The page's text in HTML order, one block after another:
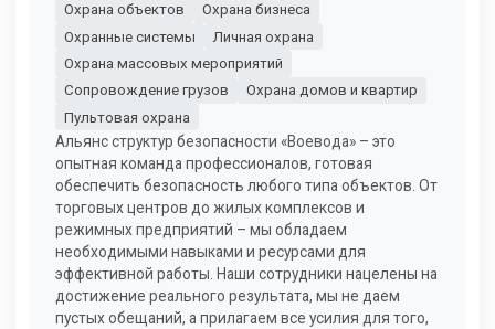
Охрана объектов
Охрана бизнеса
Охранные системы
Личная охрана
Охрана массовых мероприятий
Сопровождение грузов
Охрана домов и квартир
Пультовая охрана
Альянс структур безопасности «Воевода» – это
опытная команда профессионалов, готовая
обеспечить безопасность любого типа объектов. От
торговых центров до жилых комплексов и
режимных предприятий – мы обладаем
необходимыми навыками и ресурсами для
эффективной работы. Наши сотрудники нацелены на
достижение реального результата, мы не даем
пустых обещаний, а прилагаем все усилия для того,